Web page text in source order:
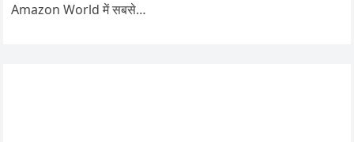
Amazon World में सबसे…